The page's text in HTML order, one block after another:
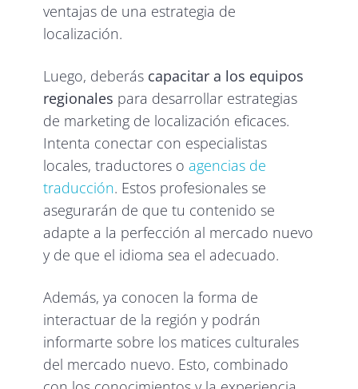
ventajas de una estrategia de
localización.
Luego, deberás capacitar a los equipos
regionales para desarrollar estrategias
de marketing de localización eficaces.
Intenta conectar con especialistas
locales, traductores oagencias de
traducción. Estos profesionales se
asegurarán de que tu contenido se
adapte a la perfección al mercado nuevo
y de que el idioma sea el adecuado.
Además, ya conocen la forma de
interactuar de la región y podrán
informarte sobre los matices culturales
del mercado nuevo. Esto, combinado